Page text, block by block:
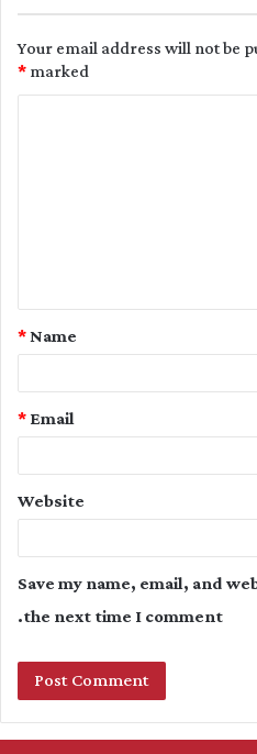
Your email address will not be
marked
*
Name
*
Email
*
Website
Save my name, email, and
the next time I comment.